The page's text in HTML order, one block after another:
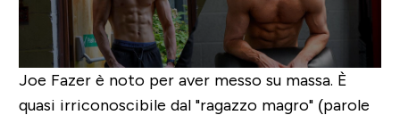
Joe Fazer è noto per aver messo su massa. È
quasi irriconoscibile dal "ragazzo magro" (parole